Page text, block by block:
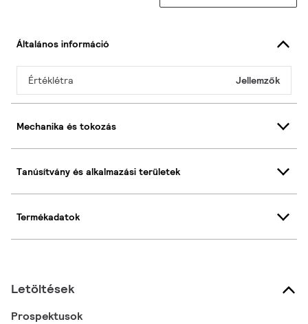
Általános információ
Értéklétra Jellemzők
Mechanika és tokozás
Tanúsítvány és alkalmazási területek
Termékadatok
Letöltések
Prospektusok